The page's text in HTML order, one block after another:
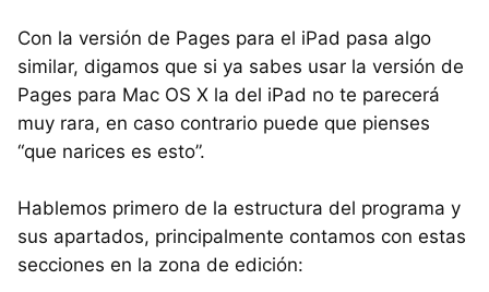
Con la versión de Pages para el iPad pasa algo
similar, digamos que si ya sabes usar la versión de
Pages para Mac OS X la del iPad no te parecerá
muy rara, en caso contrario puede que pienses
“que narices es esto”.
Hablemos primero de la estructura del programa y
sus apartados, principalmente contamos con estas
secciones en la zona de edición: